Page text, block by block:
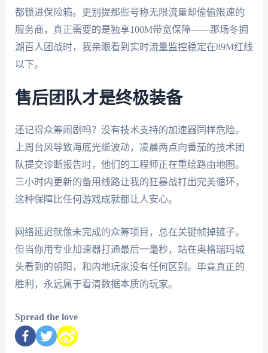
都锁进保险箱。更别提那些号称无限流量却偷偷限速的
服务商，真正需要的是独享100M带宽保障——那场冬拥
湖百人团战时，我亲眼看到实时流量监控稳定在89M红线
以下。
售后团队才是终极装备
还记得众筹闹剧吗？没有技术支持的加速器同样危险。
上周台风导致海底光缆波动，凌晨两点向番茄的技术团
队提交诊断报告时，他们的工程师正在重绘路由地图。
三小时内更新的备用线路让我的狂暴战打出完美循环，
这种保障比任何游戏成就都让人安心。
网络延迟就像未完成的众筹项目，总在关键帧掉链子。
但当你用专业加速器打通最后一毫秒，站在奥格瑞玛城
头看到的朝阳，和内地玩家没有任何区别。毕竟真正的
胜利，永远属于看清数据本质的玩家。
Spread the love